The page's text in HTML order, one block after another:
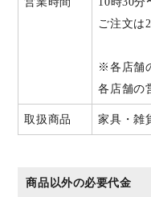
ご注文は
※各店舗
各店舗の
取扱商品 家具・雑
商品以外の必要代金